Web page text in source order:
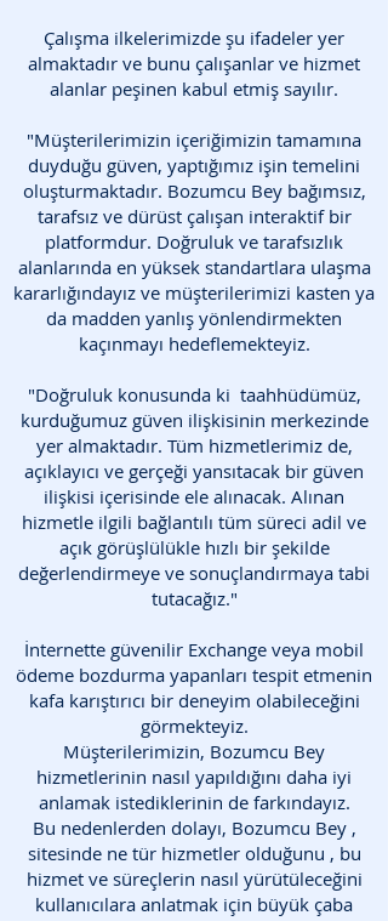
Çalışma ilkelerimizde şu ifadeler yer
almaktadır ve bunu çalışanlar ve hizmet
alanlar peşinen kabul etmiş sayılır.
"Müşterilerimizin içeriğimizin tamamına
duyduğu güven, yaptığımız işin temelini
oluşturmaktadır. Bozumcu Bey bağımsız,
tarafsız ve dürüst çalışan interaktif bir
platformdur. Doğruluk ve tarafsızlık
alanlarında en yüksek standartlara ulaşma
kararlığındayız ve müşterilerimizi kasten ya
da madden yanlış yönlendirmekten
kaçınmayı hedeflemekteyiz.
"Doğruluk konusunda ki taahhüdümüz,
kurduğumuz güven ilişkisinin merkezinde
yer almaktadır. Tüm hizmetlerimiz de,
açıklayıcı ve gerçeği yansıtacak bir güven
ilişkisi içerisinde ele alınacak. Alınan
hizmetle ilgili bağlantılı tüm süreci adil ve
açık görüşlülükle hızlı bir şekilde
değerlendirmeye ve sonuçlandırmaya tabi
tutacağız."
İnternette güvenilir Exchange veya mobil
ödeme bozdurma yapanları tespit etmenin
kafa karıştırıcı bir deneyim olabileceğini
görmekteyiz.
Müşterilerimizin, Bozumcu Bey
hizmetlerinin nasıl yapıldığını daha iyi
anlamak istediklerinin de farkındayız.
Bu nedenlerden dolayı, Bozumcu Bey ,
sitesinde ne tür hizmetler olduğunu , bu
hizmet ve süreçlerin nasıl yürütüleceğini
kullanıcılara anlatmak için büyük çaba